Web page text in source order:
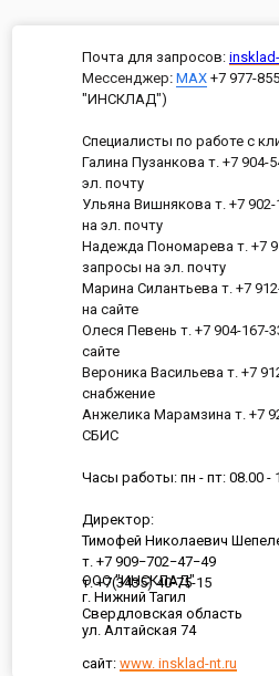
ООО "ИНСКЛАД"
г. Нижний Тагил
Свердловская область
ул. Алтайская 74
сайт: www. insklad-nt.ru
Почта для запросов:
Мессенджер: MAX +7 977-
"ИНСКЛАД")
Специалисты по работе с
Галина Пузанкова т. +7 904-
эл. почту
Ульяна Вишнякова т. +7
на эл. почту
Надежда Пономарева т. +7
запросы на эл. почту
Марина Силантьева т. +7
на сайте
Олеся Певень т. +7 904-167-
сайте
Вероника Васильева т. +7
снабжение
Анжелика Марамзина т. +7
СБИС
Часы работы: пн - пт: 08.00 -
Директор:
Тимофей Николаевич
т. +7 909−702−47−49
т. +7(3435) 40-75-15